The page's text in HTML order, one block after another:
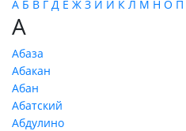
А Б В Г Д Е Ж З И Й К Л М Н О П
А
Абаза
Абакан
Абан
Абатский
Абдулино